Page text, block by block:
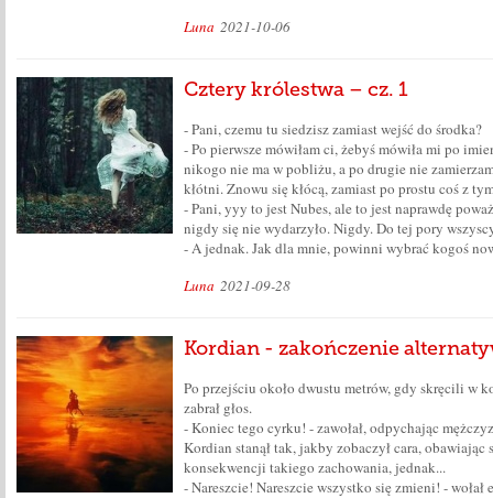
Luna 2021-10-06
Cztery królestwa – cz. 1
- Pani, czemu tu siedzisz zamiast wejść do środka?
- Po pierwsze mówiłam ci, żebyś mówiła mi po
nikogo nie ma w pobliżu, a po drugie nie
kłótni. Znowu się kłócą, zamiast po prostu coś z
- Pani, yyy to jest Nubes, ale to jest naprawdę
nigdy się nie wydarzyło. Nigdy. Do tej pory
- A jednak. Jak dla mnie, powinni wybrać kogoś
Luna 2021-09-28
Kordian - zakończenie
Po przejściu około dwustu metrów, gdy skręcili w
zabrał głos.
- Koniec tego cyrku! - zawołał, odpychając
Kordian stanął tak, jakby zobaczył cara,
konsekwencji takiego zachowania, jednak...
- Nareszcie! Nareszcie wszystko się zmieni! -